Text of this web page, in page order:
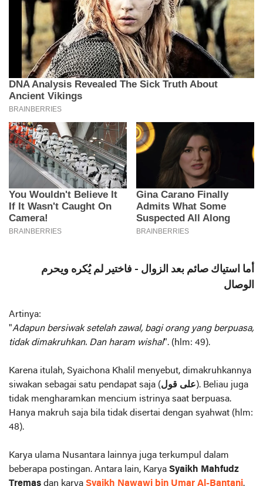
أما استياك صائم بعد الزوال - فاختير لم يُكره ويحرم
الوصال
Artinya:
"Adapun bersiwak setelah zawal, bagi orang yang berpuasa,
tidak dimakruhkan. Dan haram wishal". (hlm: 49).
Karena itulah, Syaichona Khalil menyebut, dimakruhkannya
siwakan sebagai satu pendapat saja (على قول). Beliau juga
tidak mengharamkan mencium istrinya saat berpuasa.
Hanya makruh saja bila tidak disertai dengan syahwat (hlm:
48).
Karya ulama Nusantara lainnya juga terkumpul dalam
beberapa postingan. Antara lain, Karya Syaikh Mahfudz
Tremas dan karya Syaikh Nawawi bin Umar Al-Bantani.